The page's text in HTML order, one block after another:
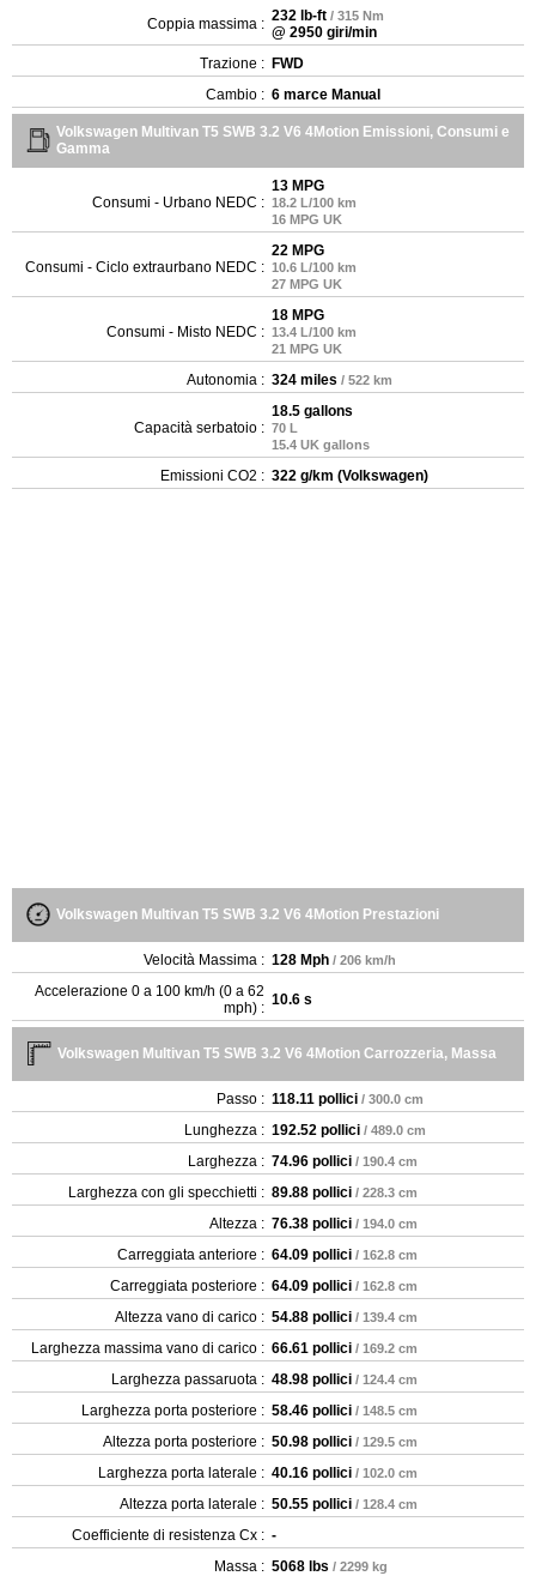
Coppia massima : 232 lb-ft / 315 Nm
@ 2950 giri/min
Trazione : FWD
Cambio : 6 marce Manual
Volkswagen Multivan T5 SWB 3.2 V6 4Motion Emissioni, Consumi e
Gamma
Consumi - Urbano NEDC :
13 MPG
18.2 L/100 km
16 MPG UK
Consumi - Ciclo extraurbano NEDC :
22 MPG
10.6 L/100 km
27 MPG UK
Consumi - Misto NEDC :
18 MPG
13.4 L/100 km
21 MPG UK
Autonomia : 324 miles / 522 km
Capacità serbatoio :
18.5 gallons
70 L
15.4 UK gallons
Emissioni CO2 : 322 g/km (Volkswagen)
Volkswagen Multivan T5 SWB 3.2 V6 4Motion Prestazioni
Velocità Massima : 128 Mph / 206 km/h
Accelerazione 0 a 100 km/h (0 a 62
mph) : 10.6 s
Volkswagen Multivan T5 SWB 3.2 V6 4Motion Carrozzeria, Massa
Passo : 118.11 pollici / 300.0 cm
Lunghezza : 192.52 pollici / 489.0 cm
Larghezza : 74.96 pollici / 190.4 cm
Larghezza con gli specchietti : 89.88 pollici / 228.3 cm
Altezza : 76.38 pollici / 194.0 cm
Carreggiata anteriore : 64.09 pollici / 162.8 cm
Carreggiata posteriore : 64.09 pollici / 162.8 cm
Altezza vano di carico : 54.88 pollici / 139.4 cm
Larghezza massima vano di carico : 66.61 pollici / 169.2 cm
Larghezza passaruota : 48.98 pollici / 124.4 cm
Larghezza porta posteriore : 58.46 pollici / 148.5 cm
Altezza porta posteriore : 50.98 pollici / 129.5 cm
Larghezza porta laterale : 40.16 pollici / 102.0 cm
Altezza porta laterale : 50.55 pollici / 128.4 cm
Coefficiente di resistenza Cx : -
Massa : 5068 lbs / 2299 kg